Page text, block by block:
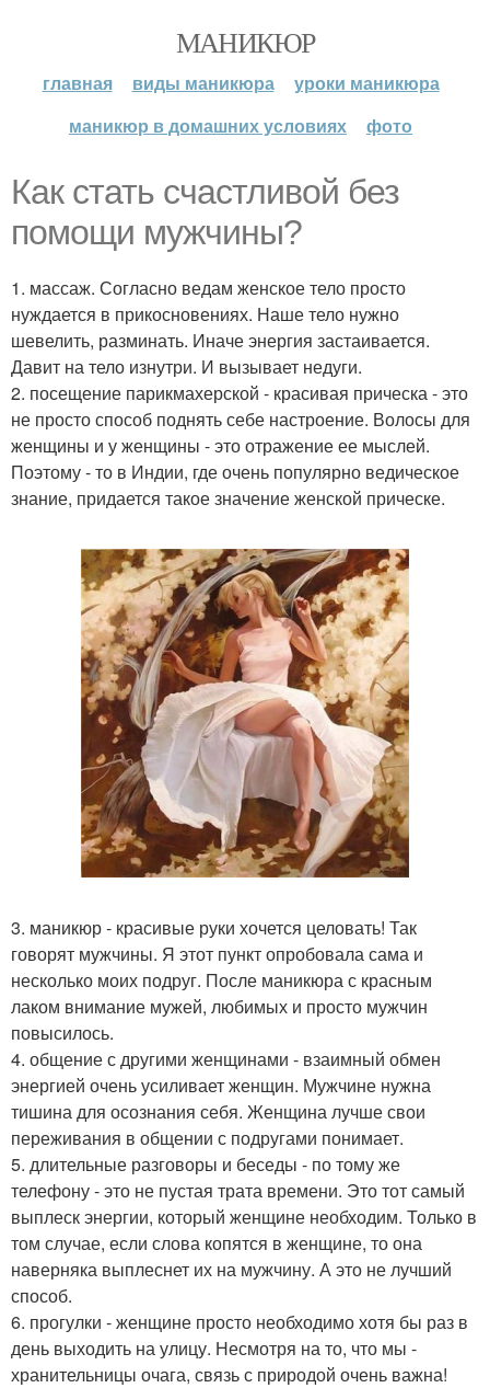
МАНИКЮР
главная виды маникюра
уроки маникюра
маникюр в домашних условиях
фото
Как стать счастливой без
помощи мужчины?
1. массаж. Согласно ведам женское тело просто
нуждается в прикосновениях. Наше тело нужно
шевелить, разминать. Иначе энергия застаивается.
Давит на тело изнутри. И вызывает недуги.
2. посещение парикмахерской - красивая прическа - это
не просто способ поднять себе настроение. Волосы для
женщины и у женщины - это отражение ее мыслей.
Поэтому - то в Индии, где очень популярно ведическое
знание, придается такое значение женской прическе.
3. маникюр - красивые руки хочется целовать! Так
говорят мужчины. Я этот пункт опробовала сама и
несколько моих подруг. После маникюра с красным
лаком внимание мужей, любимых и просто мужчин
повысилось.
4. общение с другими женщинами - взаимный обмен
энергией очень усиливает женщин. Мужчине нужна
тишина для осознания себя. Женщина лучше свои
переживания в общении с подругами понимает.
5. длительные разговоры и беседы - по тому же
телефону - это не пустая трата времени. Это тот самый
выплеск энергии, который женщине необходим. Только в
том случае, если слова копятся в женщине, то она
наверняка выплеснет их на мужчину. А это не лучший
способ.
6. прогулки - женщине просто необходимо хотя бы раз в
день выходить на улицу. Несмотря на то, что мы -
хранительницы очага, связь с природой очень важна!